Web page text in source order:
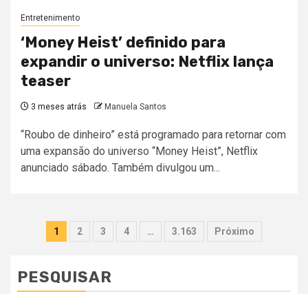
Entretenimento
‘Money Heist’ definido para
expandir o universo: Netflix lança
teaser
3 meses atrás Manuela Santos
“Roubo de dinheiro” está programado para retornar com
uma expansão do universo “Money Heist”, Netflix
anunciado sábado. Também divulgou um...
Paginação
conteúdos
1 2 3 4 … 3.163 Próximo
PESQUISAR